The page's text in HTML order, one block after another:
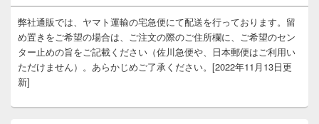
弊社通販では、ヤマト運輸の宅急便にて配送を行っております。留
め置きをご希望の場合は、ご注文の際のご住所欄に、ご希望のセン
ター止めの旨をご記載ください（佐川急便や、日本郵便はご利用い
ただけません）。あらかじめご了承ください。[2022年11月13日更
新]